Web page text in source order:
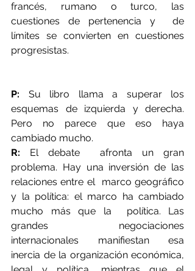
francés, rumano o turco, las
cuestiones de pertenencia y  de
límites se convierten en cuestiones
progresistas.
P: Su libro llama a superar los
esquemas de izquierda y derecha.
Pero no parece que eso haya
cambiado mucho.
R: El debate  afronta un gran
problema. Hay una inversión de las
relaciones entre el  marco geográfico
y la política: el marco ha cambiado
mucho más que la  política. Las
grandes negociaciones
internacionales manifiestan esa
inercia de la organización económica,